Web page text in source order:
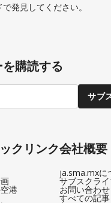
発見してください。
購読する
サブ
クリンク
港
会社概要
ja.sma.mxに
サブスクラ
お問い合わせ
すべての記事